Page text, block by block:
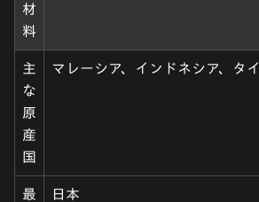
材
料
主
な
原
産
国
マレーシア、インドネシア、タイ
最
日本